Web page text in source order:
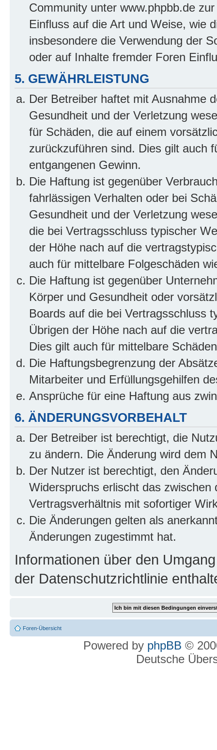
Community unter www.phpbb.de
Einfluss auf die Art und Weise, wie
insbesondere die Verwendung der
oder auf Inhalte fremder Foren
5. GEWÄHRLEISTUNG
Der Betreiber haftet mit Ausnahme
Gesundheit und der Verletzung
für Schäden, die auf einem
zurückzuführen sind. Dies gilt auch
entgangenen Gewinn.
Die Haftung ist gegenüber
fahrlässigen Verhalten oder bei
Gesundheit und der Verletzung
die bei Vertragsschluss typischer
der Höhe nach auf die
auch für mittelbare Folgeschäden
Die Haftung ist gegenüber
Körper und Gesundheit oder
Boards auf die bei Vertragsschluss
Übrigen der Höhe nach auf die
Dies gilt auch für mittelbare
Die Haftungsbegrenzung der
Mitarbeiter und Erfüllungsgehilfen
Ansprüche für eine Haftung aus
6. ÄNDERUNGSVORBEHALT
Der Betreiber ist berechtigt, die
zu ändern. Die Änderung wird dem
Der Nutzer ist berechtigt, den
Widerspruchs erlischt das
Vertragsverhältnis mit sofortiger
Die Änderungen gelten als
Änderungen zugestimmt hat.
Informationen über den
der Datenschutzrichtlinie
Foren-Übersicht
Powered by phpBB ©
Deutsche